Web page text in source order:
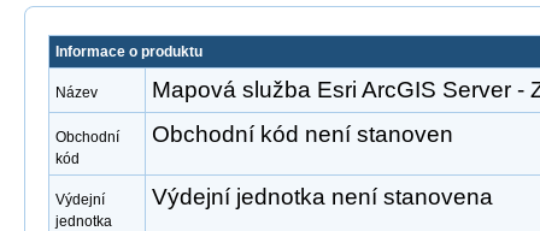
Informace o produktu
Název Mapová služba Esri ArcGIS Server -
Obchodní
kód
Obchodní kód není stanoven
Výdejní
jednotka
Výdejní jednotka není stanovena